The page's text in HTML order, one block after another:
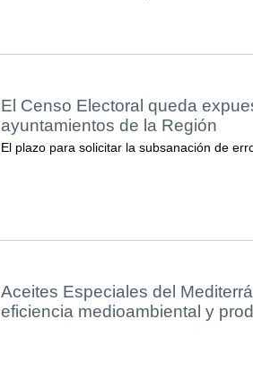
El Censo Electoral queda
ayuntamientos de la Región
El plazo para solicitar la subsanación de
Aceites Especiales del
eficiencia medioambiental y